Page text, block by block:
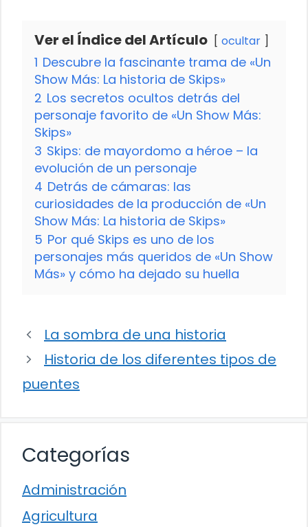
Ver el Índice del Artículo ocultar
1 Descubre la fascinante trama de «Un
Show Más: La historia de Skips»
2 Los secretos ocultos detrás del
personaje favorito de «Un Show Más:
Skips»
3 Skips: de mayordomo a héroe – la
evolución de un personaje
4 Detrás de cámaras: las
curiosidades de la producción de «Un
Show Más: La historia de Skips»
5 Por qué Skips es uno de los
personajes más queridos de «Un Show
Más» y cómo ha dejado su huella
La sombra de una historia
Historia de los diferentes tipos de
puentes
Categorías
Administración
Agricultura